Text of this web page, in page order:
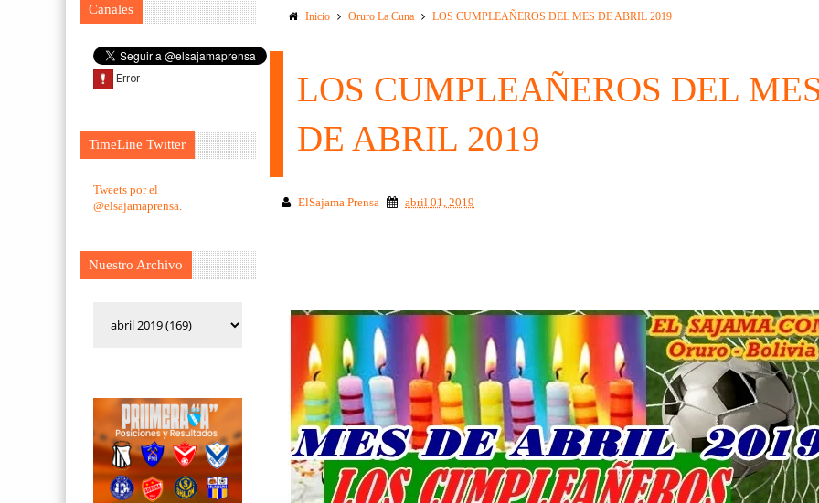
Canales
TimeLine Twitter
Tweets por el
@elsajamaprensa.
Nuestro Archivo
Inicio Oruro La Cuna LOS CUMPLEAÑEROS DEL MES DE ABRIL 2019
LOS CUMPLEAÑEROS DEL
DE ABRIL 2019
ElSajama Prensa abril 01, 2019